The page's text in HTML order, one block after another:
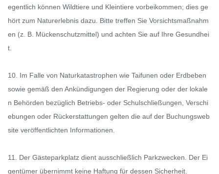
egentlich können Wildtiere und Kleintiere vorbeikommen; dies ge
hört zum Naturerlebnis dazu. Bitte treffen Sie Vorsichtsmaßnahm
en (z. B. Mückenschutzmittel) und achten Sie auf Ihre Gesundhei
t.
10. Im Falle von Naturkatastrophen wie Taifunen oder Erdbeben
sowie gemäß den Ankündigungen der Regierung oder der lokale
n Behörden bezüglich Betriebs- oder Schulschließungen, Verschi
ebungen oder Rückerstattungen gelten die auf der Buchungsweb
site veröffentlichten Informationen.
11. Der Gästeparkplatz dient ausschließlich Parkzwecken. Der Ei
gentümer übernimmt keine Haftung für dessen Sicherheit.